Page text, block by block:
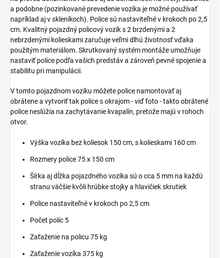
a podobne (pozinkované prevedenie vozíka je možné používať
napríklad aj v skleníkoch). Police sú nastaviteľné v krokoch po 2,5
cm. Kvalitný pojazdný policový vozík s 2 brzdenými a 2
nebrzdenými kolieskami zaručuje veľmi dlhú životnosť vďaka
použitým materiálom. Skrutkovaný systém montáže umožňuje
nastaviť police podľa vašich predstáv a zároveň pevné spojenie a
stabilitu pri manipulácii.
V tomto pojazdnom vozíku môžete police namontovať aj
obrátene a vytvoriť tak police s okrajom - viď foto - takto obrátené
police neslúžia na zachytávanie kvapalín, pretože majú v rohoch
otvor.
Výška vozíka bez koliesok 150 cm, s kolieskami 160 cm
Rozmery police 75 x 150 cm
Šírka aj dĺžka pojazdného vozíka sú o cca 5 mm na každú
stranu väčšie kvôli hrúbke stojky a hlavičiek skrutiek
Police nastaviteľné v krokoch po 2,5 cm
Počet políc 5
Zaťaženie na policu 75 kg
Zaťaženie vozíka 375 kg